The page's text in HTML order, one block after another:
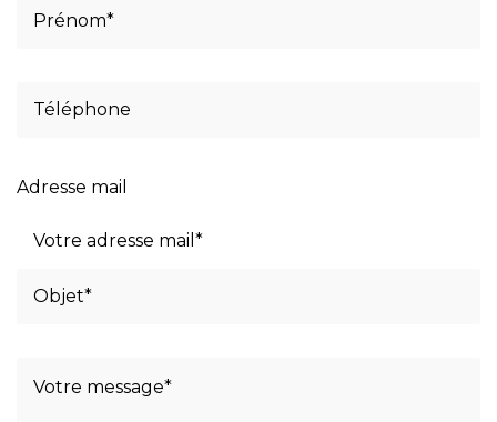
Adresse mail